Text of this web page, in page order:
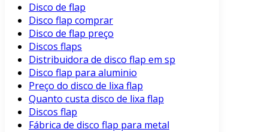
Disco de flap
Disco flap comprar
Disco de flap preço
Discos flaps
Distribuidora de disco flap em sp
Disco flap para aluminio
Preço do disco de lixa flap
Quanto custa disco de lixa flap
Discos flap
Fábrica de disco flap para metal